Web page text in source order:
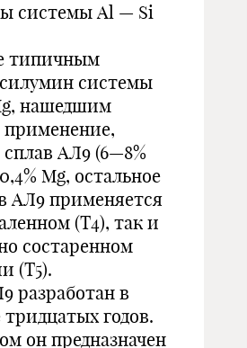
системы Al — Si
типичным
системы
нашедшим
сплав АЛ9 (6—8%
Mg, остальное
АЛ9 применяется
(Т4), так и
состаренном
(Т5).
разработан в
тридцатых годов.
он предназначен